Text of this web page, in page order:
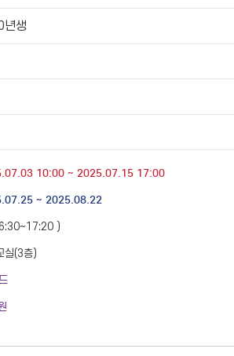
년생
10:00 ~ 2025.07.15 17:00
~ 2025.08.22
)
실(3층)